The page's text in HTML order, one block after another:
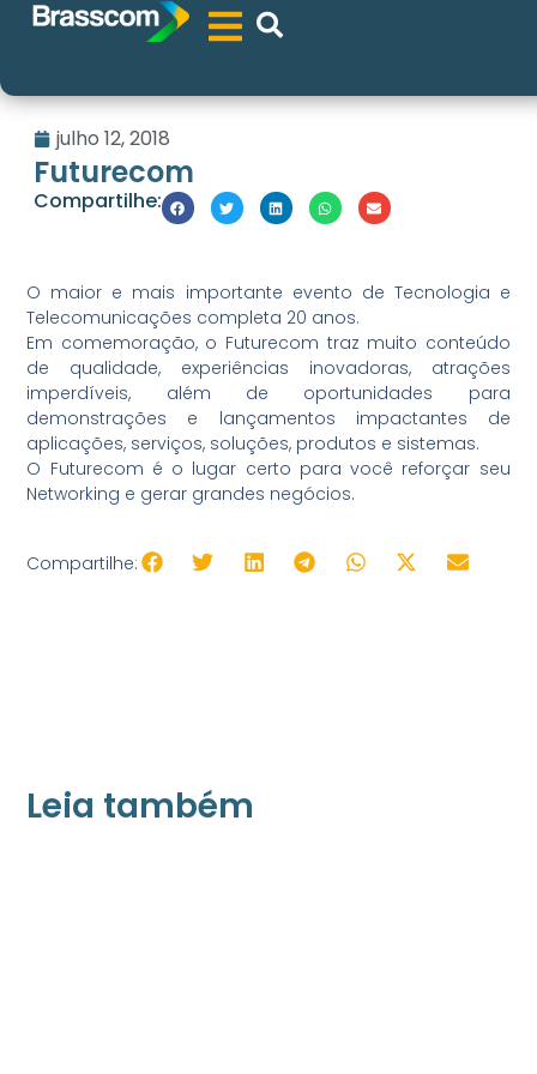
julho 12, 2018
Futurecom
Compartilhe:
O maior e mais importante evento de Tecnologia e
Telecomunicações completa 20 anos.
Em comemoração, o Futurecom traz muito conteúdo
de qualidade, experiências inovadoras, atrações
imperdíveis, além de oportunidades para
demonstrações e lançamentos impactantes de
aplicações, serviços, soluções, produtos e sistemas.
O Futurecom é o lugar certo para você reforçar seu
Networking e gerar grandes negócios.
Compartilhe:
Leia também